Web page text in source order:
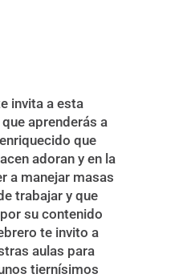
invita a esta
aprenderás a
que
adoran y en la
a manejar masas
trabajar y que
su contenido
te invito a
aulas para
tiernísimos